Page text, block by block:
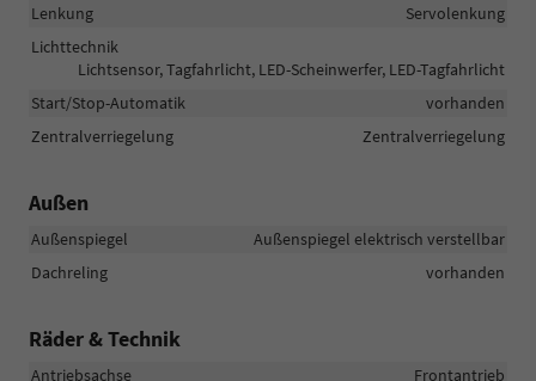
Lenkung
Servolenkung
Lichttechnik
Lichtsensor, Tagfahrlicht, LED-Scheinwerfer, LED-Tagfahrlicht
Start/Stop-Automatik
vorhanden
Zentralverriegelung
Zentralverriegelung
Außen
Außenspiegel
Außenspiegel elektrisch verstellbar
Dachreling
vorhanden
Räder & Technik
Antriebsachse Frontantrieb